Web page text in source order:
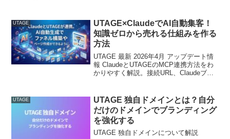
UTAGE
UTAGE×ClaudeでAI自動集客！
知識ゼロから売れる仕組みを作る
方法
UTAGE 最新 2026年4月 アップデート情
報 ClaudeとUTAGEのMCP連携方法をわ
かりやすく解説。接続URL、Claudeブラ
いまで初心者向けに整理しています。
UTAGE
UTAGE 独自ドメインとは？自分
だけのドメインでブランディング
を強化する
UTAGE 独自ドメインについて解説